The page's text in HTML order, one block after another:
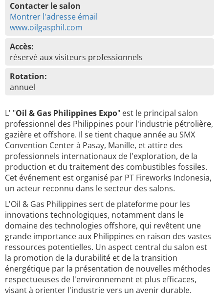
Contacter le salon
Montrer l'adresse émail
www.oilgasphil.com
Accès:
réservé aux visiteurs professionnels
Rotation:
annuel
L' "Oil & Gas Philippines Expo" est le principal salon
professionnel des Philippines pour l'industrie pétrolière,
gazière et offshore. Il se tient chaque année au SMX
Convention Center à Pasay, Manille, et attire des
professionnels internationaux de l'exploration, de la
production et du traitement des combustibles fossiles.
Cet événement est organisé par PT Fireworks Indonesia,
un acteur reconnu dans le secteur des salons.
L'Oil & Gas Philippines sert de plateforme pour les
innovations technologiques, notamment dans le
domaine des technologies offshore, qui revêtent une
grande importance aux Philippines en raison des vastes
ressources potentielles. Un aspect central du salon est
la promotion de la durabilité et de la transition
énergétique par la présentation de nouvelles méthodes
respectueuses de l'environnement et plus efficaces,
visant à orienter l'industrie vers un avenir durable.